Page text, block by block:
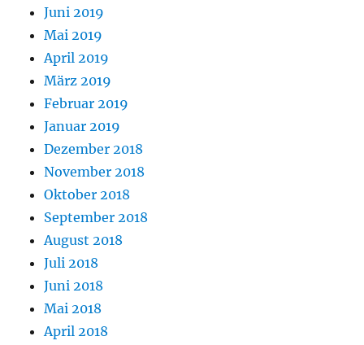
Juni 2019
Mai 2019
April 2019
März 2019
Februar 2019
Januar 2019
Dezember 2018
November 2018
Oktober 2018
September 2018
August 2018
Juli 2018
Juni 2018
Mai 2018
April 2018